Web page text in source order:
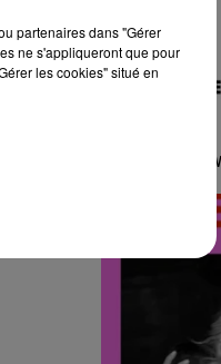
Julien Granel,
partenaires dans "Gérer
ne s'appliqueront que pour
les cookies" situé en